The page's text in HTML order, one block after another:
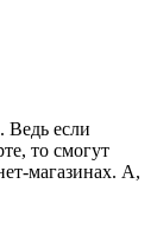
Ведь если
то смогут
магазинах. А,